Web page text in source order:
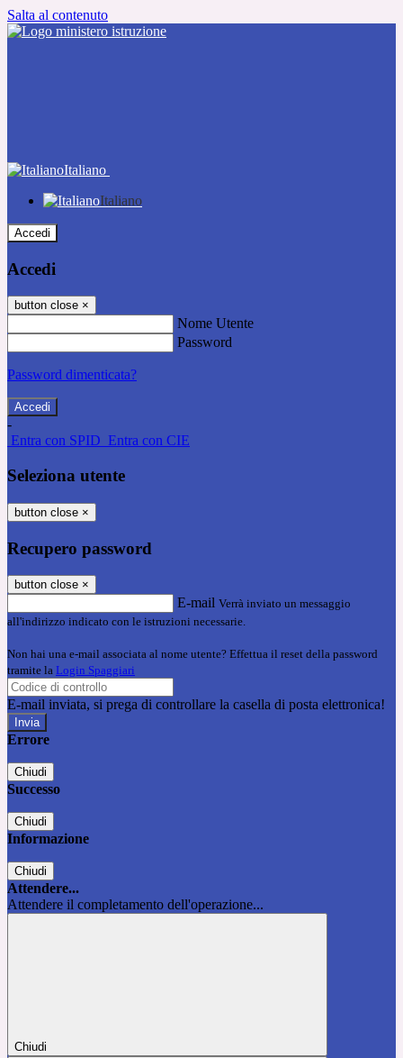
Salta al contenuto
Italiano
Italiano
Accedi
Accedi
button close ×
Nome Utente
Password
Password dimenticata?
-
Entra con SPID Entra con CIE
Seleziona utente
button close ×
Recupero password
button close ×
E-mail Verrà inviato un messaggio
all'indirizzo indicato con le istruzioni necessarie.
Non hai una e-mail associata al nome utente? Effettua il reset della password
tramite la Login Spaggiari
E-mail inviata, si prega di controllare la casella di posta elettronica!
Errore
Chiudi
Successo
Chiudi
Informazione
Chiudi
Attendere...
Attendere il completamento dell'operazione...
Chiudi